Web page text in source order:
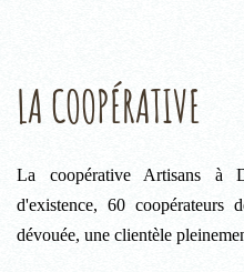
LA COOPÉRATIVE
La coopérative Artisans à
d'existence, 60 coopérateurs
dévouée, une clientèle